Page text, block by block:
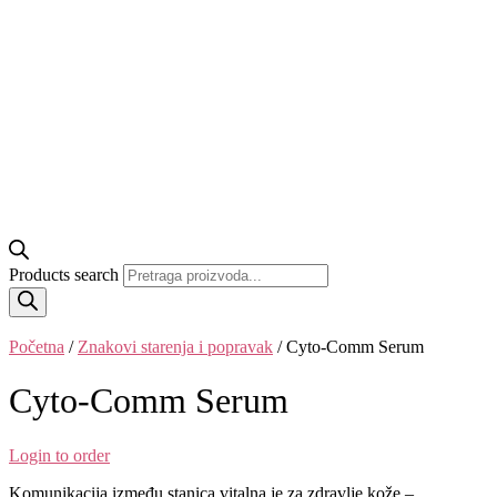
Products search
Početna / Znakovi starenja i popravak / Cyto-Comm Serum
Cyto-Comm Serum
Login to order
Komunikacija između stanica vitalna je za zdravlje kože –